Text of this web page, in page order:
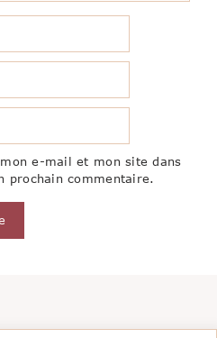
e-mail et mon site dans
prochain commentaire.